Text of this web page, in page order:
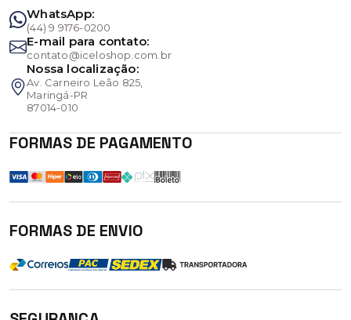
WhatsApp:
(44) 9 9176-0200
E-mail para contato:
contato@iceloshop.com.br
Nossa localização:
Av. Carneiro Leão 825,
Maringá-PR
87014-010
FORMAS DE PAGAMENTO
FORMAS DE ENVIO